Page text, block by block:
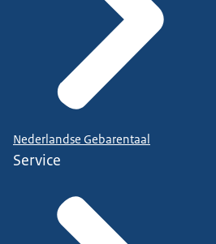
Nederlandse Gebarentaal
Service